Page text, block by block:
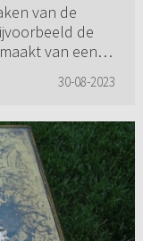
van de
de
van een
30-08-2023